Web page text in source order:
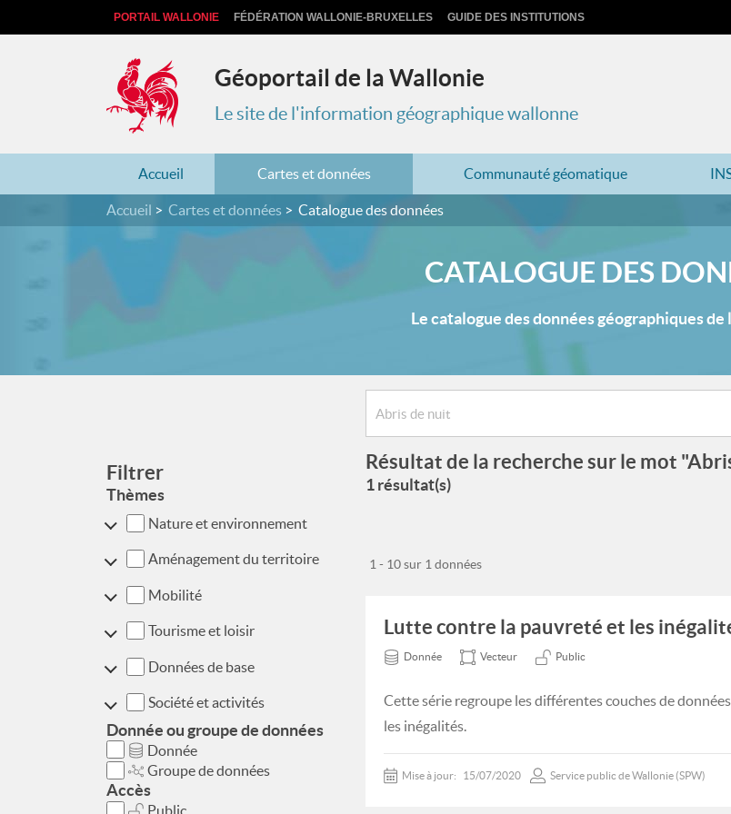
PORTAIL WALLONIE FÉDÉRATION WALLONIE-BRUXELLES GUIDE DES INSTITUTIONS
Géoportail de la Wallonie
Le site de l'information géographique wallonne
Accueil Cartes et données Communauté géomatique
Accueil Cartes et données Catalogue des données
CATALOGUE DES
Le catalogue des données géographiques
Filtrer
Thèmes
Nature et environnement
Aménagement du territoire
Mobilité
Tourisme et loisir
Données de base
Société et activités
Donnée ou groupe de données
Donnée
Groupe de données
Accès
Public
Résultat de la recherche sur le mot
1 résultat(s)
1 - 10 sur 1 données
Lutte contre la pauvreté et les
Donnée Vecteur Public
Cette série regroupe les différentes couches de
les inégalités.
Mise à jour: 15/07/2020 Service public de Wallonie (SPW)